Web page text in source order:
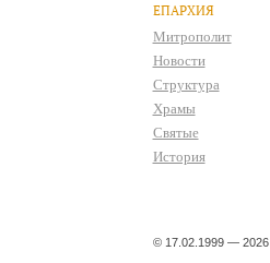
ЕПАРХИЯ
Митрополит
Новости
Структура
Храмы
Святые
История
© 17.02.1999 — 2026